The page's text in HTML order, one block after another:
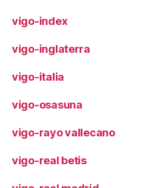
vigo-index
vigo-inglaterra
vigo-italia
vigo-osasuna
vigo-rayo vallecano
vigo-real betis